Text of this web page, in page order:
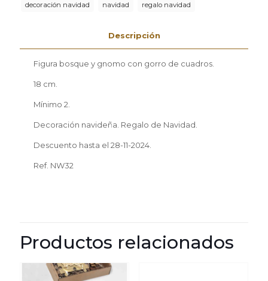
decoración navidad navidad regalo navidad
Descripción
Figura bosque y gnomo con gorro de cuadros.
18 cm.
Mínimo 2.
Decoración navideña. Regalo de Navidad.
Descuento hasta el 28-11-2024.
Ref. NW32
Productos relacionados